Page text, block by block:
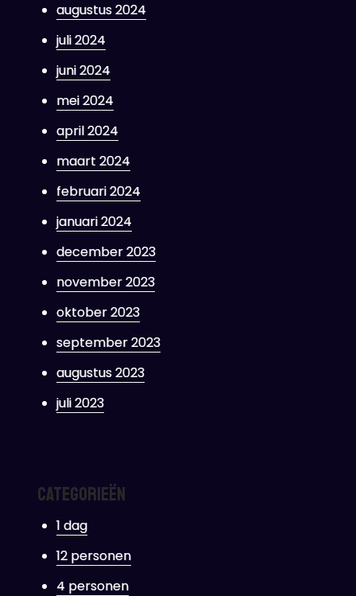
augustus 2024
juli 2024
juni 2024
mei 2024
april 2024
maart 2024
februari 2024
januari 2024
december 2023
november 2023
oktober 2023
september 2023
augustus 2023
juli 2023
Categorieën
1 dag
12 personen
4 personen